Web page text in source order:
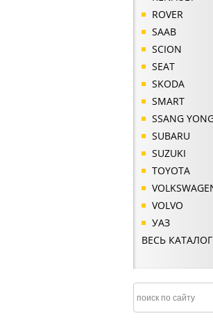
ROVER
SAAB
SCION
SEAT
SKODA
SMART
SSANG
SUBARU
SUZUKI
TOYOTA
VOLVO
УАЗ
ВЕСЬ КАТАЛОГ